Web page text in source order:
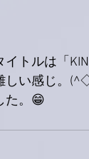
トルは「
しい感じ。
た。😁